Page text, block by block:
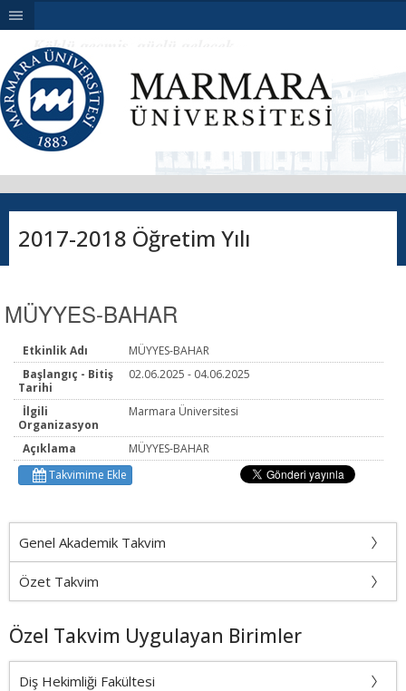
|||
2017-2018 Öğretim Yılı
MÜYYES-BAHAR
Etkinlik Adı
MÜYYES-BAHAR
Başlangıç - Bitiş
Tarihi
02.06.2025 - 04.06.2025
İlgili
Organizasyon
Marmara Üniversitesi
Açıklama
MÜYYES-BAHAR
Takvimime Ekle
Genel Akademik Takvim
Özet Takvim
Özel Takvim Uygulayan Birimler
Diş Hekimliği Fakültesi